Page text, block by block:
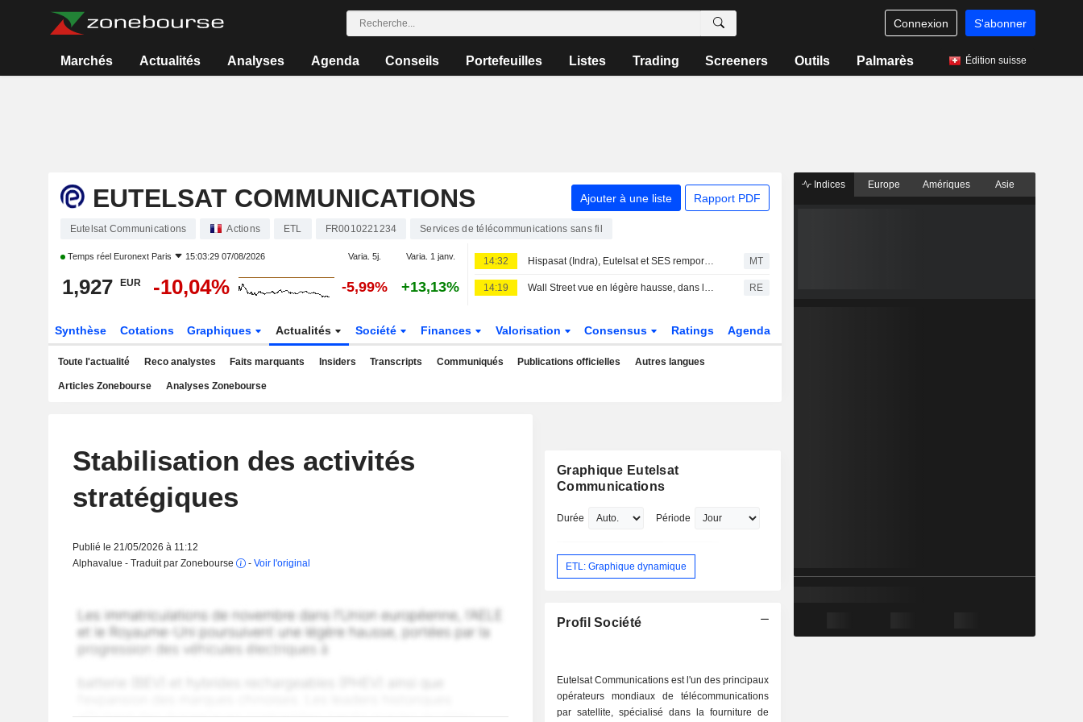
Connexion S'abonner
Marchés Actualités Analyses Agenda Conseils Portefeuilles Listes Trading Screeners Outils Palmarès Édition suisse
EUTELSAT COMMUNICATIONS Ajouter à une liste Rapport PDF
Eutelsat Communications Actions ETL FR0010221234 Services de télécommunications sans fil
Temps réel Euronext Paris 15:03:29 07/08/2026 Varia. 5j. Varia. 1 janv.
1,927 EUR -10,04% -5,99% +13,13%
14:32 Hispasat (Indra), Eutelsat et SES remportent le contrat de 15,6 milliards d'euros pour le système satellitaire IRIS de l'Union européenne MT
14:19 Wall Street vue en légère hausse, dans l'attente du rapport sur l'emploi RE
Synthèse Cotations Graphiques Actualités Société Finances Valorisation Consensus Ratings Agenda
Toute l'actualité Reco analystes Faits marquants Insiders Transcripts Communiqués Publications officielles Autres langues
Articles Zonebourse Analyses Zonebourse
Stabilisation des activités
stratégiques
Publié le 21/05/2026 à 11:12
Alphavalue - Traduit par Zonebourse
- Voir l'original
Graphique Eutelsat
Communications
Durée Période
ETL: Graphique dynamique
Profil Société
Eutelsat Communications est l'un des principaux
opérateurs mondiaux de télécommunications
par satellite, spécialisé dans la fourniture de
Indices Europe Amériques Asie